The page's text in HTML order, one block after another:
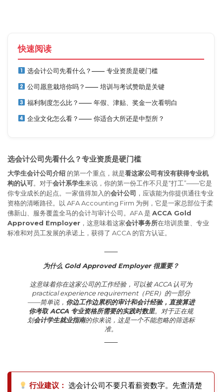
快速阅读
选会计公司先看什么？—— 专业资质是硬门槛
公司愿意栽培你吗？—— 培训与考试赞助是关键
福利制度怎么比？—— 年假、津贴、奖金一次看明白
企业文化怎么看？—— 你适合大所还是中型所？
选会计公司先看什么？专业资质是硬门槛
大学生会计公司介绍 的第一个重点，就是看这家公司有没有获得专业机
构的认可。对于会计系学生来说，你的第一份工作不只是“打工”——它是
你专业成长的起点。一家值得加入的会计公司 ，应该能为你提供通往专业
资格的清晰路径。以 AFA Accounting Firm 为例，它是一家总部位于柔
佛新山、服务覆盖全马的会计与审计公司 。AFA 是 ACCA Gold
Approved Employer ，这意味着这家会计事务所在培训质量、专业
标准和对员工发展的承诺上，获得了 ACCA 的官方认证。
为什么 Gold Approved Employer 很重要？
这意味着你在这家公司的工作经验，可以被 ACCA 认可为
practical experience requirement（PER）的一部分
——简单说， 你边工作边累积的审计和会计经验，直接算进
你考取 ACCA 专业资格所需要的实践时数里。对于正在规
划会计学生就业指南的你来说，这是一个不能忽略的筛选标
准。
行业建议： 选会计公司不要只看薪资数字。先查清楚